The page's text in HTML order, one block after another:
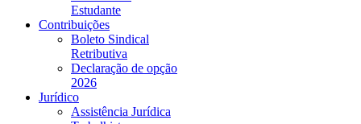
Estudante
Contribuições
Boleto Sindical
Retributiva
Declaração de opção
2026
Jurídico
Assistência Jurídica